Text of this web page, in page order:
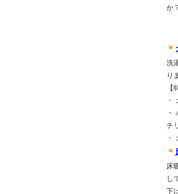
か
＊
洗
り
【
・
・
チ
・
＊
床
し
下